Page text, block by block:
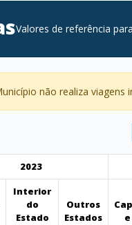
Valores de referência
não realiza viagens
2023
Interior
do
Estado
Outros
Estados
e